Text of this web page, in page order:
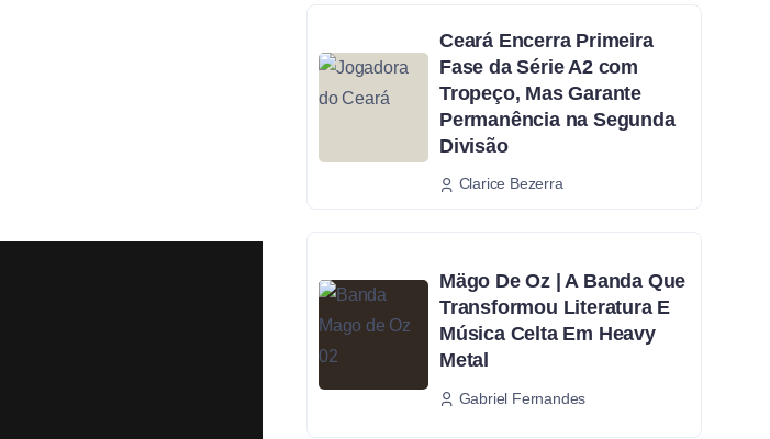
Ceará Encerra Primeira
Fase da Série A2 com
Tropeço, Mas Garante
Permanência na Segunda
Divisão
Clarice Bezerra
Mägo De Oz | A Banda Que
Transformou Literatura E
Música Celta Em Heavy
Metal
Gabriel Fernandes